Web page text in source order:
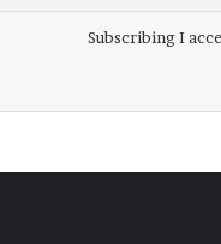
Subscribing I